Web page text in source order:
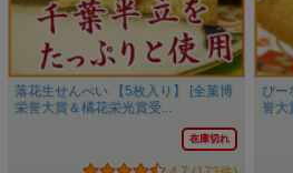
落花生せんべい 【5枚入り】 [全菓博
栄誉大賞＆橘花栄光賞受...
在庫切れ
ぴー
誉大